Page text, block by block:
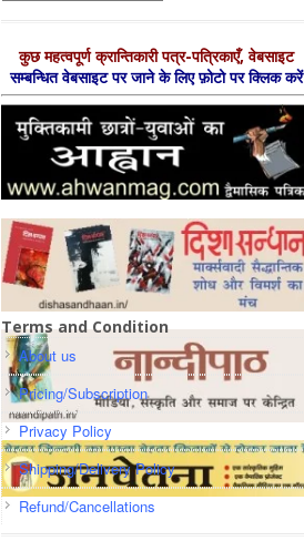
कुछ महत्‍वपूर्ण क्रान्तिकारी पत्र-पत्रिकाएँ, वेबसाइट
सम्‍बन्धित वेबसाइट पर जाने के लिए फ़ोटो पर क्लिक करें
Terms and Condition
About us
Pricing/Subscription
Privacy Policy
Shipping/Delivery Policy
Refund/Cancellations